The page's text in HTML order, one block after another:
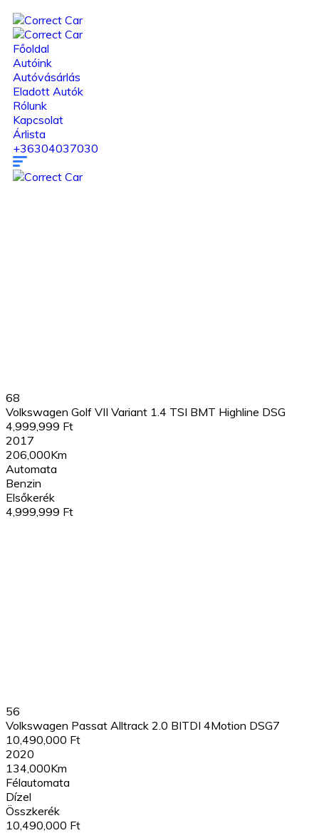
Főoldal
Autóink
Autóvásárlás
Eladott Autók
Rólunk
Kapcsolat
Árlista
+36304037030
68
Volkswagen Golf VII Variant 1.4 TSI BMT Highline DSG
4,999,999 Ft
2017
206,000Km
Automata
Benzin
Elsőkerék
4,999,999 Ft
56
Volkswagen Passat Alltrack 2.0 BITDI 4Motion DSG7
10,490,000 Ft
2020
134,000Km
Félautomata
Dízel
Összkerék
10,490,000 Ft